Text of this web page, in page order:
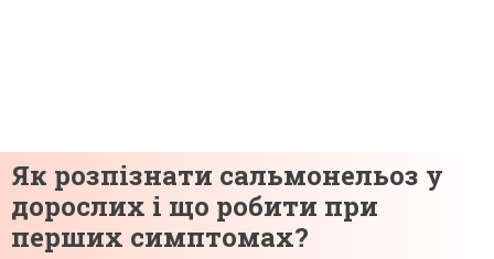
Як розпізнати сальмонельоз у
дорослих і що робити при
перших симптомах?